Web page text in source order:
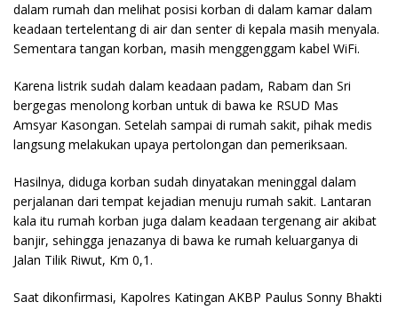
dalam rumah dan melihat posisi korban di dalam kamar dalam
keadaan tertelentang di air dan senter di kepala masih menyala.
Sementara tangan korban, masih menggenggam kabel WiFi.
Karena listrik sudah dalam keadaan padam, Rabam dan Sri
bergegas menolong korban untuk di bawa ke RSUD Mas
Amsyar Kasongan. Setelah sampai di rumah sakit, pihak medis
langsung melakukan upaya pertolongan dan pemeriksaan.
Hasilnya, diduga korban sudah dinyatakan meninggal dalam
perjalanan dari tempat kejadian menuju rumah sakit. Lantaran
kala itu rumah korban juga dalam keadaan tergenang air akibat
banjir, sehingga jenazanya di bawa ke rumah keluarganya di
Jalan Tilik Riwut, Km 0,1.
Saat dikonfirmasi, Kapolres Katingan AKBP Paulus Sonny Bhakti